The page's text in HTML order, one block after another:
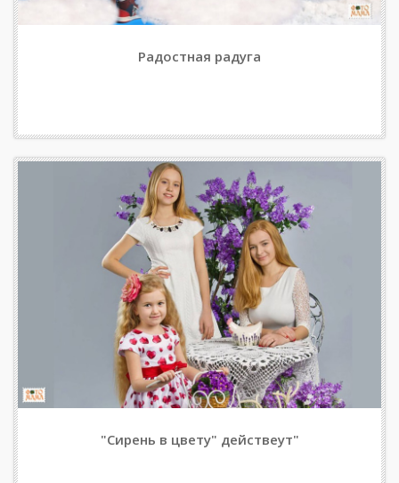
Радостная радуга
"Сирень в цвету" действеут"